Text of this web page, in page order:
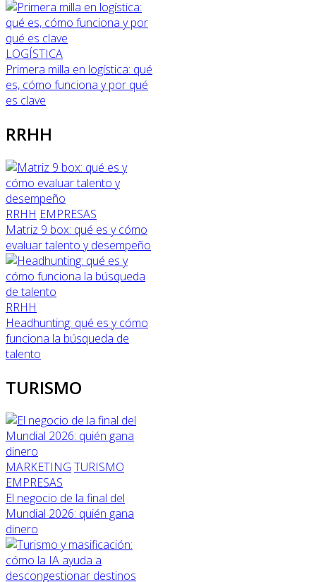
LOGÍSTICA
Primera milla en logística: qué
es, cómo funciona y por qué
es clave
RRHH
RRHH EMPRESAS
Matriz 9 box: qué es y cómo
evaluar talento y desempeño
RRHH
Headhunting: qué es y cómo
funciona la búsqueda de
talento
TURISMO
MARKETING TURISMO
EMPRESAS
El negocio de la final del
Mundial 2026: quién gana
dinero